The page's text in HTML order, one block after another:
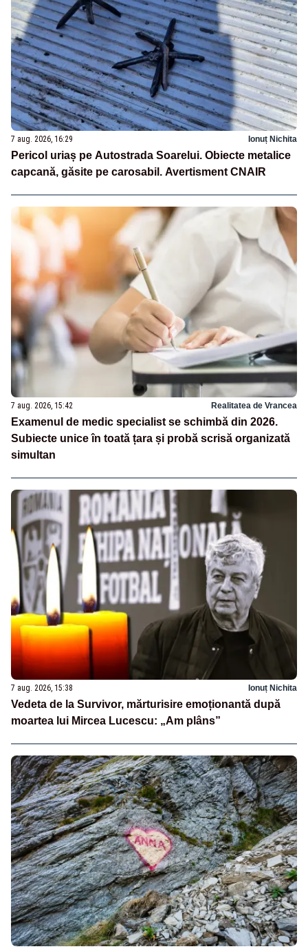
7 aug. 2026, 16:29 Ionuț Nichita
Pericol uriaș pe Autostrada Soarelui. Obiecte metalice
capcană, găsite pe carosabil. Avertisment CNAIR
7 aug. 2026, 15:42 Realitatea de Vrancea
Examenul de medic specialist se schimbă din 2026.
Subiecte unice în toată țara și probă scrisă organizată
simultan
7 aug. 2026, 15:38 Ionuț Nichita
Vedeta de la Survivor, mărturisire emoționantă după
moartea lui Mircea Lucescu: „Am plâns”